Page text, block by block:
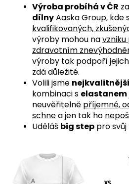
Výroba probíhá v ČR
dílnyAaska Group, kde
kvalifikovaných,
výroby mohou na
zdravotním
výroby tak podpoří
zdá důležité.
Volili jsme
kombinaci s elastanem
neuvěřitelně příjemné,
schnea jen tak ho
Uděláš big step pro svůj